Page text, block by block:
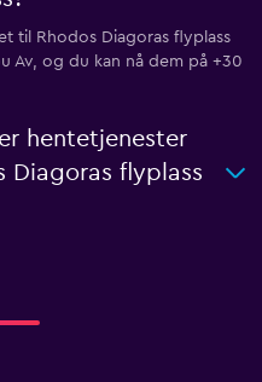
til Rhodos Diagoras flyplass
Av, og du kan nå dem på +30
hentetjenester
Diagoras flyplass